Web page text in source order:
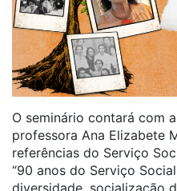
O seminário contará com
professora Ana Elizabete
referências do Serviço
“90 anos do Serviço
diversidade, socialização